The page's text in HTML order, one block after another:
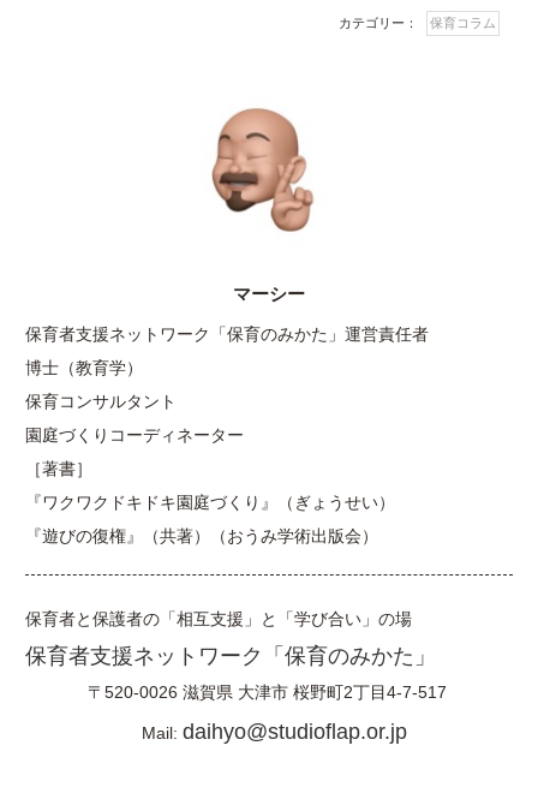
カテゴリー： 保育コラム
マーシー
保育者支援ネットワーク「保育のみかた」運営責任者
博士（教育学）
保育コンサルタント
園庭づくりコーディネーター
［著書］
『ワクワクドキドキ園庭づくり』（ぎょうせい）
『遊びの復権』（共著）（おうみ学術出版会）
保育者と保護者の「相互支援」と「学び合い」の場
保育者支援ネットワーク「保育のみかた」
〒520-0026 滋賀県 大津市 桜野町2丁目4-7-517
Mail: daihyo@studioflap.or.jp